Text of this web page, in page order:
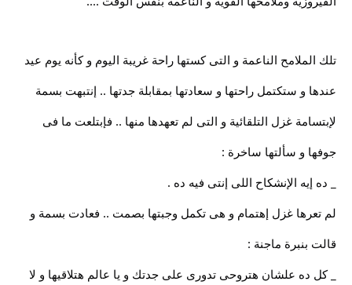
تلك الملامح الناعمة و التى كستها راحة غريبة اليوم و كأنه يوم عيد
عندها و ستكتمل راحتها و سعادتها بمقابلة جدتها .. إنتبهت بسمة
لإبتسامة غزل التلقائية و التى لم تعهدها منها .. فإبتلعت ما فى
جوفها و سألتها ساخرة :
_ ده إيه الإنشكاح اللى إنتى فيه ده .
لم تعرها غزل إهتمام و هى تكمل وجبتها بصمت .. فعادت بسمة و
قالت بنبرة ماجنة :
_ كل ده علشان هتروحى تدورى على جدتك و يا عالم هتلاقيها و لا